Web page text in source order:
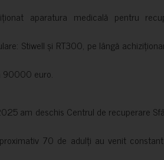
aparatura medicală pentru
Stiwell și RT300, pe lângă
90000 euro.
am deschis Centrul de recuperare
70 de adulți au venit